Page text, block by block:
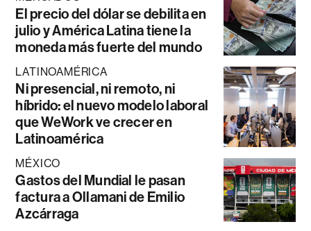
El precio del dólar se debilita en
julio y América Latina tiene la
moneda más fuerte del mundo
LATINOAMÉRICA
Ni presencial, ni remoto, ni
híbrido: el nuevo modelo laboral
que WeWork ve crecer en
Latinoamérica
MÉXICO
Gastos del Mundial le pasan
factura a Ollamani de Emilio
Azcárraga